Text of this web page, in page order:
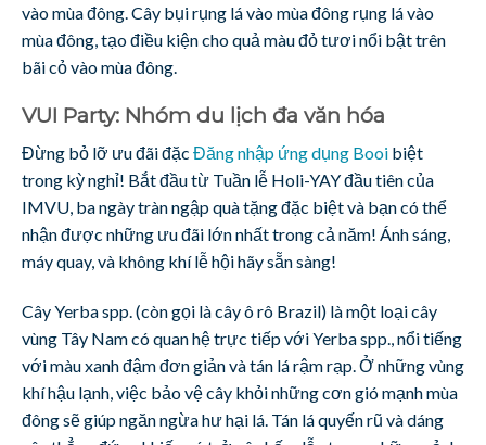
vào mùa đông. Cây bụi rụng lá vào mùa đông rụng lá vào
mùa đông, tạo điều kiện cho quả màu đỏ tươi nổi bật trên
bãi cỏ vào mùa đông.
VUI Party: Nhóm du lịch đa văn hóa
Đừng bỏ lỡ ưu đãi đặc Đăng nhập ứng dụng Booi biệt
trong kỳ nghỉ! Bắt đầu từ Tuần lễ Holi-YAY đầu tiên của
IMVU, ba ngày tràn ngập quà tặng đặc biệt và bạn có thể
nhận được những ưu đãi lớn nhất trong cả năm! Ánh sáng,
máy quay, và không khí lễ hội hãy sẵn sàng!
Cây Yerba spp. (còn gọi là cây ô rô Brazil) là một loại cây
vùng Tây Nam có quan hệ trực tiếp với Yerba spp., nổi tiếng
với màu xanh đậm đơn giản và tán lá rậm rạp. Ở những vùng
khí hậu lạnh, việc bảo vệ cây khỏi những cơn gió mạnh mùa
đông sẽ giúp ngăn ngừa hư hại lá. Tán lá quyến rũ và dáng